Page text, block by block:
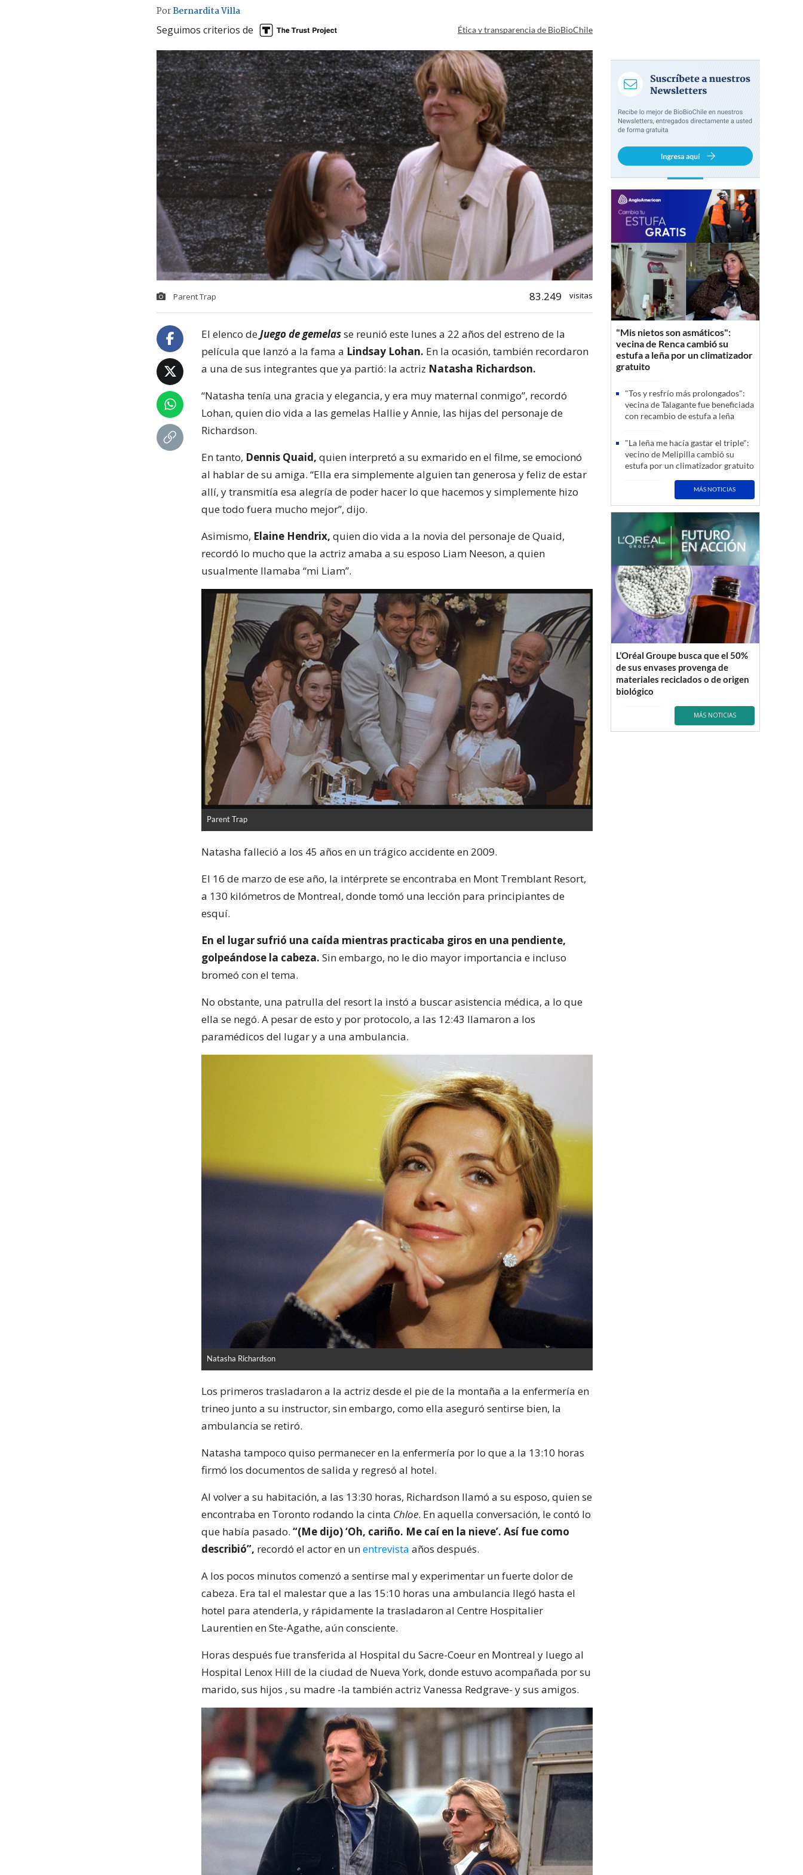
PorBernardita Villa
Seguimos criterios de Ética y transparencia de BioBioChile
Parent Trap 83.249 visitas
El elenco deJuego de gemelasse reunió este lunes a 22 años del estreno de la
película que lanzó a la fama a Lindsay Lohan. En la ocasión, también recordaron
a una de sus integrantes que ya partió: la actriz Natasha Richardson.
“Natasha tenía una gracia y elegancia, y era muy maternal conmigo”, recordó
Lohan, quien dio vida a las gemelas Hallie y Annie, las hijas del personaje de
Richardson.
En tanto, Dennis Quaid, quien interpretó a su exmarido en el filme, se emocionó
al hablar de su amiga. “Ella era simplemente alguien tan generosa y feliz de estar
allí, y transmitía esa alegría de poder hacer lo que hacemos y simplemente hizo
que todo fuera mucho mejor”, dijo.
Asimismo, Elaine Hendrix, quien dio vida a la novia del personaje de Quaid,
recordó lo mucho que la actriz amaba a su esposo Liam Neeson, a quien
usualmente llamaba “mi Liam”.
Parent Trap
Natasha falleció a los 45 años en un trágico accidente en 2009.
El 16 de marzo de ese año, la intérprete se encontraba en Mont Tremblant Resort,
a 130 kilómetros de Montreal, donde tomó una lección para principiantes de
esquí.
En el lugar sufrió una caída mientras practicaba giros en una pendiente,
golpeándose la cabeza. Sin embargo, no le dio mayor importancia e incluso
bromeó con el tema.
No obstante, una patrulla del resort la instó a buscar asistencia médica, a lo que
ella se negó. A pesar de esto y por protocolo, a las 12:43 llamaron a los
paramédicos del lugar y a una ambulancia.
Natasha Richardson
Los primeros trasladaron a la actriz desde el pie de la montaña a la enfermería en
trineo junto a su instructor, sin embargo, como ella aseguró sentirse bien, la
ambulancia se retiró.
Natasha tampoco quiso permanecer en la enfermería por lo que a la 13:10 horas
firmó los documentos de salida y regresó al hotel.
Al volver a su habitación, a las 13:30 horas, Richardson llamó a su esposo, quien se
encontraba en Toronto rodando la cinta Chloe. En aquella conversación, le contó lo
que había pasado. “(Me dijo) ‘Oh, cariño. Me caí en la nieve’. Así fue como
describió”, recordó el actor en unentrevista años después.
A los pocos minutos comenzó a sentirse mal y experimentar un fuerte dolor de
cabeza. Era tal el malestar que a las 15:10 horas una ambulancia llegó hasta el
hotel para atenderla, y rápidamente la trasladaron al Centre Hospitalier
Laurentien en Ste-Agathe, aún consciente.
Horas después fue transferida al Hospital du Sacre-Coeur en Montreal y luego al
Hospital Lenox Hill de la ciudad de Nueva York, donde estuvo acompañada por su
marido, sus hijos , su madre -la también actriz Vanessa Redgrave- y sus amigos.
"Mis nietos son asmáticos":
vecina de Renca cambió su
estufa a leña por un climatizador
gratuito
"Tos y resfrío más prolongados":
vecina de Talagante fue beneficiada
con recambio de estufa a leña
"La leña me hacía gastar el triple":
vecino de Melipilla cambió su
estufa por un climatizador gratuito
MÁS NOTICIAS
L’Oréal Groupe busca que el 50%
de sus envases provenga de
materiales reciclados o de origen
biológico
MÁS NOTICIAS